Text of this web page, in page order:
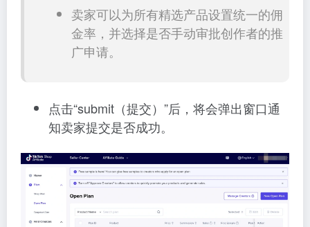
卖家可以为所有精选产品设置统一的佣
金率，并选择是否手动审批创作者的推
广申请。
点击“submit（提交）”后，将会弹出窗口通
知卖家提交是否成功。